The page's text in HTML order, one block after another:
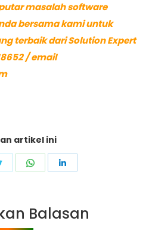
masalah software
bersama kami untuk
terbaik dari Solution Expert
/ email
artikel ini
Share
Share
Balasan